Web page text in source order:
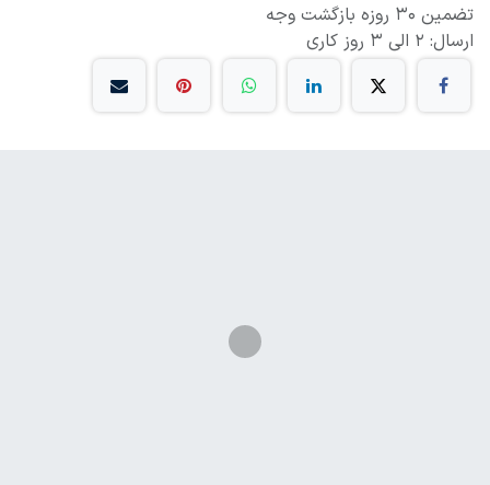
تضمین 30 روزه بازگشت وجه
ارسال: 2 الی 3 روز کاری